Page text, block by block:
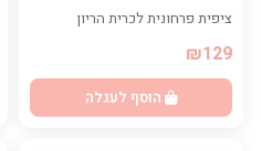
ציפית פרחונית לכרית הריון
₪129
הוסף לעגלה